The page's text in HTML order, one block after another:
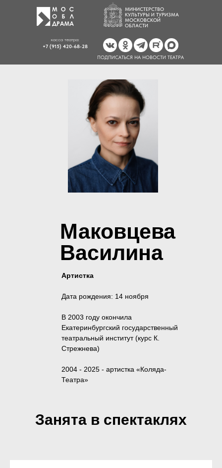
ПОДПИСАТЬСЯ НА НОВОСТИ ТЕАТРА
МИНИСТЕРСТВО
КУЛЬТУРЫ И ТУРИЗМА
МОСКОВСКОЙ
ОБЛАСТИ
касса театра:
+7 (915) 420-68-28
Маковцева
Василина
Артистка
Дата рождения: 14 ноября
В 2003 году окончила
Екатеринбургский государственный
театральный институт (курс К.
Стрежнева)
2004 - 2025 - артистка «Коляда-
Театра»
и комедии.
Занята в спектаклях